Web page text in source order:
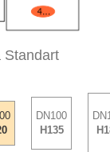
Standart
DN100
H135